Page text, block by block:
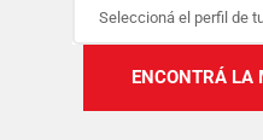
Seleccioná el perfil de
ENCONTRÁ LA